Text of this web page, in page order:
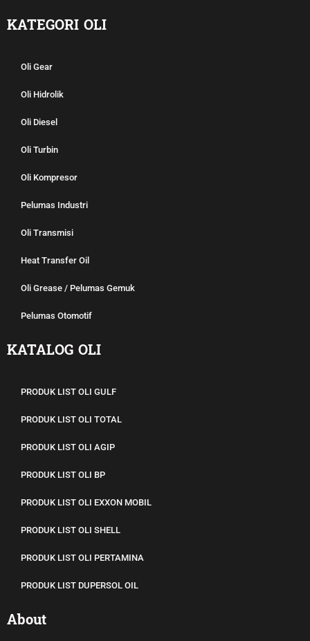
KATEGORI OLI
Oli Gear
Oli Hidrolik
Oli Diesel
Oli Turbin
Oli Kompresor
Pelumas Industri
Oli Transmisi
Heat Transfer Oil
Oli Grease / Pelumas Gemuk
Pelumas Otomotif
KATALOG OLI
PRODUK LIST OLI GULF
PRODUK LIST OLI TOTAL
PRODUK LIST OLI AGIP
PRODUK LIST OLI BP
PRODUK LIST OLI EXXON MOBIL
PRODUK LIST OLI SHELL
PRODUK LIST OLI PERTAMINA
PRODUK LIST DUPERSOL OIL
About